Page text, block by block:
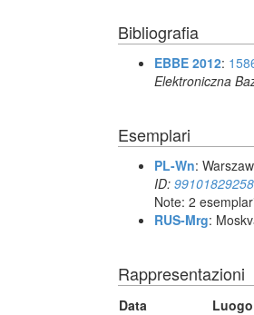
Bibliografia
EBBE 2012:
Elektroniczna
Esemplari
PL-Wn:
ID:
Note: 2
RUS-Mrg:
Rappresentazioni
Data